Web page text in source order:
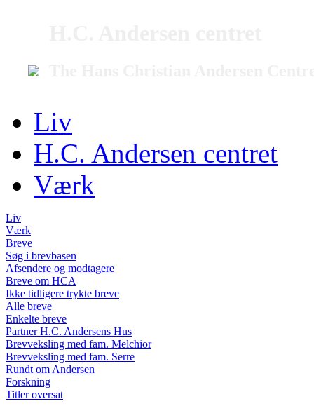
Liv
H.C. Andersen centret
Værk
Liv
Værk
Breve
Søg i brevbasen
Afsendere og modtagere
Breve om HCA
Ikke tidligere trykte breve
Alle breve
Enkelte breve
Partner H.C. Andersens Hus
Brevveksling med fam. Melchior
Brevveksling med fam. Serre
Rundt om Andersen
Forskning
Titler oversat